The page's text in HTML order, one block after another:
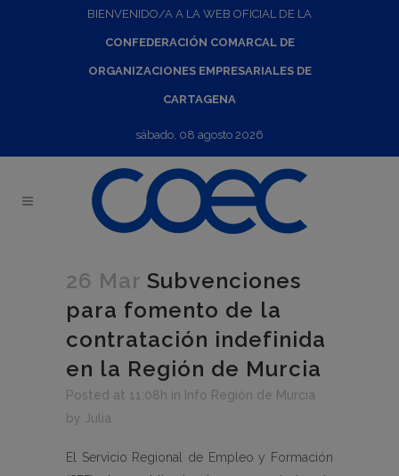
BIENVENIDO/A A LA WEB OFICIAL DE LA
CONFEDERACIÓN COMARCAL DE
ORGANIZACIONES EMPRESARIALES DE
CARTAGENA
sábado, 08 agosto 2026
26 Mar Subvenciones
para fomento de la
contratación indefinida
en la Región de Murcia
Posted at 11:08h in Info Región de Murcia
by Julia
El Servicio Regional de Empleo y Formación